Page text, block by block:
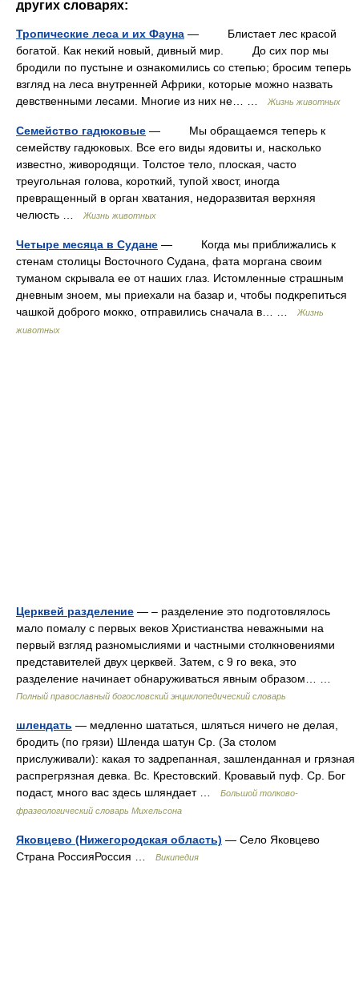
других словарях:
Тропические леса и их Фауна — Блистает лес красой
богатой. Как некий новый, дивный мир. До сих пор мы
бродили по пустыне и ознакомились со степью; бросим теперь
взгляд на леса внутренней Африки, которые можно назвать
девственными лесами. Многие из них не… …
Жизнь животных
Семейство гадюковые — Мы обращаемся теперь к
семейству гадюковых. Все его виды ядовиты и, насколько
известно, живородящи. Толстое тело, плоская, часто
треугольная голова, короткий, тупой хвост, иногда
превращенный в орган хватания, недоразвитая верхняя
челюсть …
Жизнь животных
Четыре месяца в Судане — Когда мы приближались к
стенам столицы Восточного Судана, фата моргана своим
туманом скрывала ее от наших глаз. Истомленные страшным
дневным зноем, мы приехали на базар и, чтобы подкрепиться
чашкой доброго мокко, отправились сначала в… …
Жизнь
животных
Церквей разделение — – разделение это подготовлялось
мало помалу с первых веков Христианства неважными на
первый взгляд разномыслиями и частными столкновениями
представителей двух церквей. Затем, с 9 го века, это
разделение начинает обнаруживаться явным образом… …
Полный православный богословский энциклопедический словарь
шлендать — медленно шататься, шляться ничего не делая,
бродить (по грязи) Шленда шатун Ср. (За столом
прислуживали): какая то задрепанная, зашленданная и грязная
распрегрязная девка. Вс. Крестовский. Кровавый пуф. Ср. Бог
подаст, много вас здесь шляндает …
Большой толково-
фразеологический словарь Михельсона
Яковцево (Нижегородская область) — Село Яковцево
Страна РоссияРоссия …
Википедия